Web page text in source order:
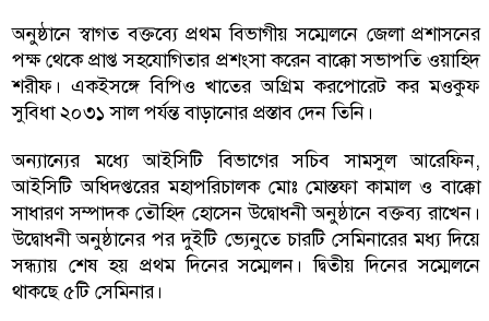
অনুষ্ঠানে স্বাগত বক্তব্যে প্রথম বিভাগীয় সম্মেলনে জেলা প্রশাসনের
পক্ষ থেকে প্রাপ্ত সহযোগিতার প্রশংসা করেন বাক্কো সভাপতি ওয়াহিদ
শরীফ। একইসঙ্গে বিপিও খাতের অগ্রিম করপোরেট কর মওকুফ
সুবিধা ২০৩১ সাল পর্যন্ত বাড়ানোর প্রস্তাব দেন তিনি।
অন্যান্যের মধ্যে আইসিটি বিভাগের সচিব সামসুল আরেফিন,
আইসিটি অধিদপ্তরের মহাপরিচালক মোঃ মোস্তফা কামাল ও বাক্কো
সাধারণ সম্পাদক তৌহিদ হোসেন উদ্বোধনী অনুষ্ঠানে বক্তব্য রাখেন।
উদ্বোধনী অনুষ্ঠানের পর দুইটি ভ্যেনুতে চারটি সেমিনারের মধ্য দিয়ে
সন্ধ্যায় শেষ হয় প্রথম দিনের সম্মেলন। দ্বিতীয় দিনের সম্মেলনে
থাকছে ৫টি সেমিনার।